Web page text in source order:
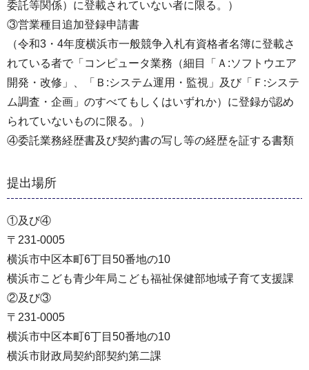
委託等関係）に登載されていない者に限る。）
③営業種目追加登録申請書
（令和3・4年度横浜市一般競争入札有資格者名簿に登載さ
れている者で「コンピュータ業務（細目「Ａ:ソフトウエア
開発・改修」、「Ｂ:システム運用・監視」及び「Ｆ:システ
ム調査・企画」のすべてもしくはいずれか）に登録が認め
られていないものに限る。）
④委託業務経歴書及び契約書の写し等の経歴を証する書類
提出場所
①及び④
〒231-0005
横浜市中区本町6丁目50番地の10
横浜市こども青少年局こども福祉保健部地域子育て支援課
②及び③
〒231-0005
横浜市中区本町6丁目50番地の10
横浜市財政局契約部契約第二課